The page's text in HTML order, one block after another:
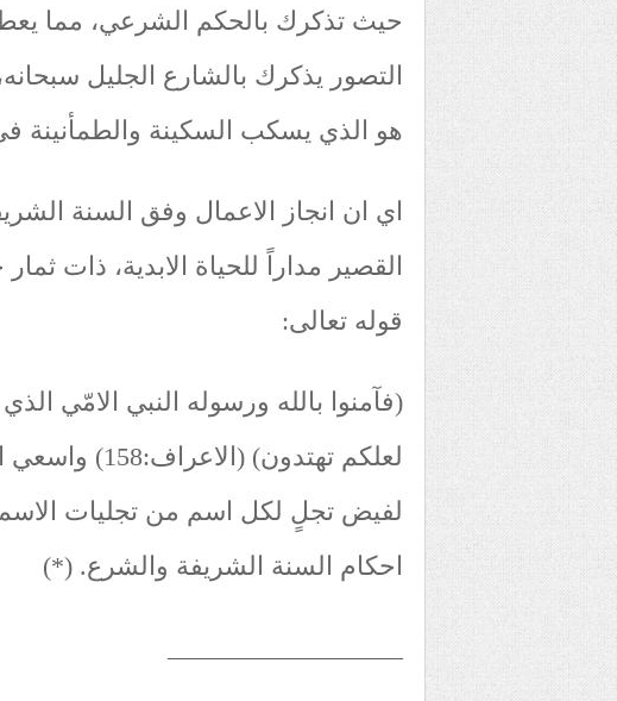
حيث تذكرك بالحكم الشرعي، مما
التصور يذكرك بالشارع الجليل
هو الذي يسكب السكينة والطمأنينة
اي ان انجاز الاعمال وفق السنة
القصير مداراً للحياة الابدية، ذات
قوله تعالى:
(فآمنوا بالله ورسوله النبي الامّي
لعلكم تهتدون)
لفيض تجلٍ لكل اسم من تجليات
احكام السنة الشريفة والشرع. (*)